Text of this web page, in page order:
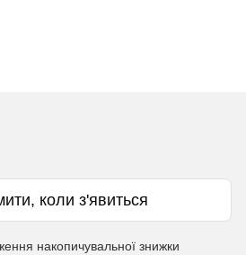
коли з'явиться
накопичувальної знижки